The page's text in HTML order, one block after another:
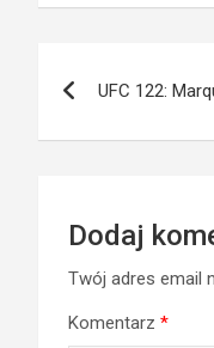
UFC 122:
Dodaj
Twój adres email
Komentarz *